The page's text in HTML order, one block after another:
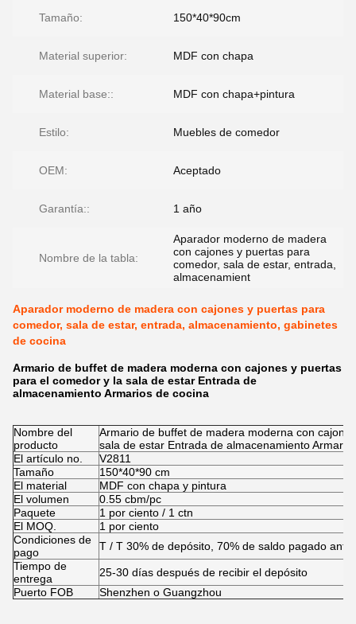
Tamaño: 150*40*90cm
Material superior: MDF con chapa
Material base:: MDF con chapa+pintura
Estilo: Muebles de comedor
OEM: Aceptado
Garantía:: 1 año
Nombre de la tabla:
Aparador moderno de madera
con cajones y puertas para
comedor, sala de estar, entrada,
almacenamient
Aparador moderno de madera con cajones y puertas para
comedor, sala de estar, entrada, almacenamiento, gabinetes
de cocina
Armario de buffet de madera moderna con cajones y puertas
para el comedor y la sala de estar Entrada de
almacenamiento Armarios de cocina
Nombre del
producto
Armario de buffet de madera moderna con
sala de estar Entrada de almacenamiento
El artículo no.
V2811
Tamaño
150*40*90 cm
El material
MDF con chapa y pintura
El volumen
0.55 cbm/pc
Paquete
1 por ciento / 1 ctn
El MOQ.
1 por ciento
Condiciones de
pago
T / T 30% de depósito, 70% de saldo pagado
Tiempo de
entrega
25-30 días después de recibir el depósito
Puerto FOB
Shenzhen o Guangzhou